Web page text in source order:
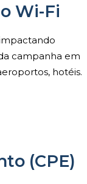
Wi-Fi
campanha em
hotéis.
(CPE)